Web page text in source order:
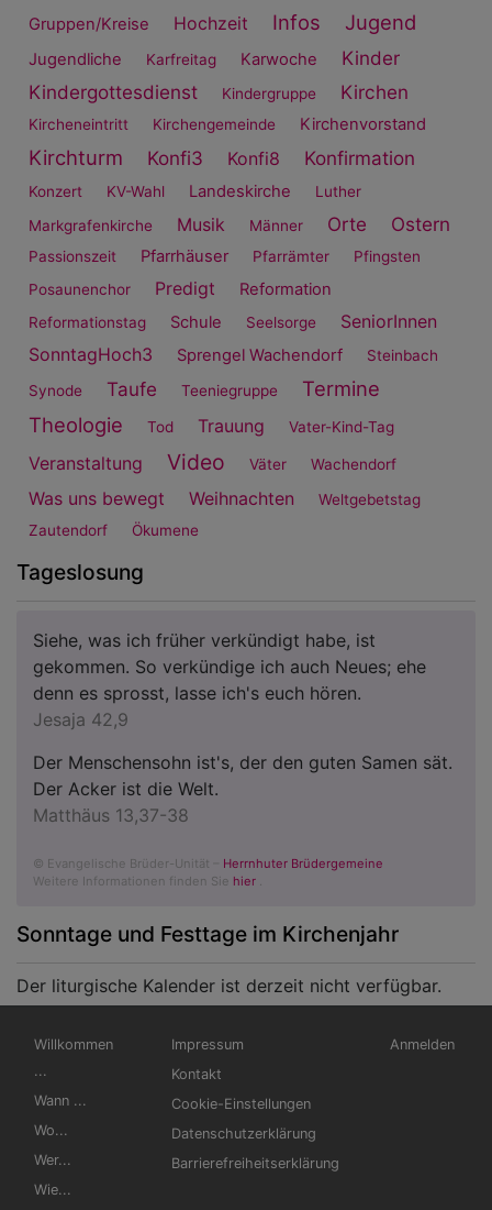
Gruppen/Kreise Hochzeit Infos Jugend
Jugendliche Karfreitag Karwoche
Kinder
Kindergottesdienst
Kindergruppe Kirchen
Kircheneintritt Kirchengemeinde Kirchenvorstand
Kirchturm Konfi3 Konfi8 Konfirmation
Konzert KV-Wahl Landeskirche
Luther
Markgrafenkirche
Musik Männer Orte Ostern
Passionszeit Pfarrhäuser Pfarrämter
Pfingsten
Posaunenchor
Predigt Reformation
Reformationstag Schule Seelsorge
SeniorInnen
SonntagHoch3
Sprengel Wachendorf
Steinbach
Synode
Taufe Teeniegruppe
Termine
Theologie
Tod Trauung Vater-Kind-Tag
Veranstaltung Video Väter Wachendorf
Was uns bewegt Weihnachten
Weltgebetstag
Zautendorf
Ökumene
Tageslosung
Siehe, was ich früher verkündigt habe, ist
gekommen. So verkündige ich auch Neues; ehe
denn es sprosst, lasse ich's euch hören.
Jesaja 42,9
Der Menschensohn ist's, der den guten Samen sät.
Der Acker ist die Welt.
Matthäus 13,37-38
© Evangelische Brüder-Unität – Herrnhuter Brüdergemeine
Weitere Informationen finden Sie hier .
Sonntage und Festtage im Kirchenjahr
Der liturgische Kalender ist derzeit nicht verfügbar.
Hauptnavigation
Willkommen
...
Wann ...
Wo...
Wer...
Wie...
Fußbereichsmenü
Impressum
Kontakt
Cookie-Einstellungen
Datenschutzerklärung
Barrierefreiheitserklärung
Anmelden